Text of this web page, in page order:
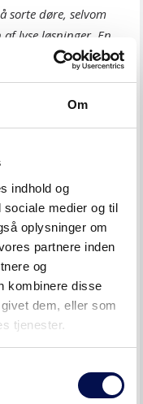
Om
indhold og
medier og til
oplysninger om
partnere inden
og
kombinere disse
dem, eller som
tjenester.
sorte døre, selvom
lyse løsninger. En
typer huse rigtig
er salgsdirektør for
som
døre går i et
og skaber karakter
for
noget kant til
så der er noget for
eller moderne